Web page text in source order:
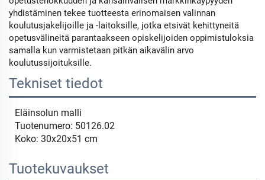
yhdistäminen tekee tuotteesta erinomaisen valinnan
koulutusjakelijoille ja -laitoksille, jotka etsivät kehittyneitä
opetusvälineitä parantaakseen opiskelijoiden oppimistuloksia
samalla kun varmistetaan pitkän aikavälin arvo
koulutussijoituksille.
Tekniset tiedot
Eläinsolun malli
Tuotenumero: 50126.02
Koko: 30x20x51 cm
Tuotekuvaukset